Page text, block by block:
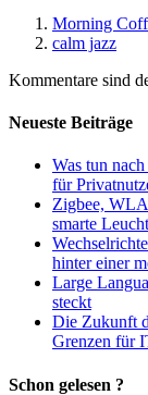
Morning
calm jazz
Kommentare sind
Neueste Beiträge
Was tun
für
Zigbee,
smarte
hinter einer
Large
steckt
Die Zukunft
Grenzen für
Schon gelesen ?